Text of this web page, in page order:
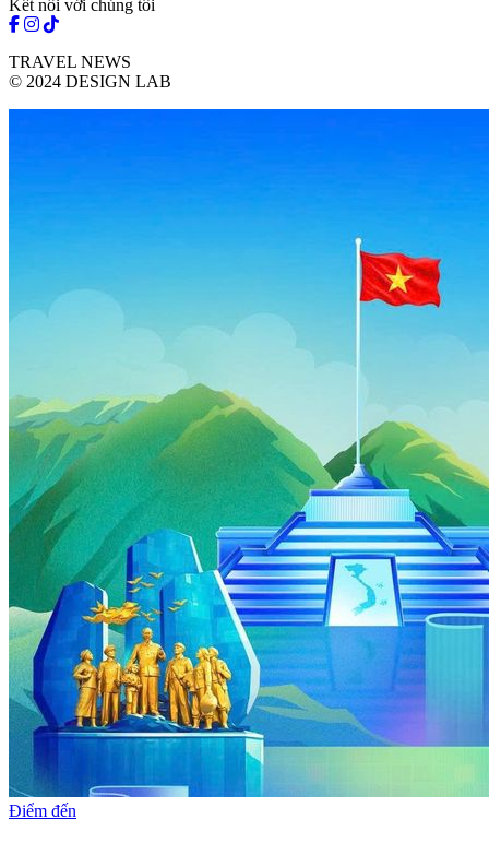
Kết nối với chúng tôi
TRAVEL NEWS
© 2024 DESIGN LAB
Điểm đến